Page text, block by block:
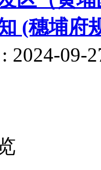
(穗埔府
2024-09-